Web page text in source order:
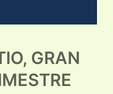
GRAN